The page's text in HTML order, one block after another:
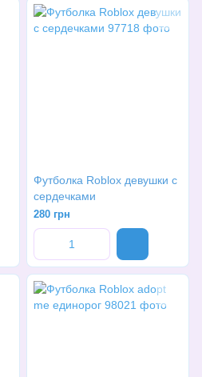
Футболка Roblox девушки с
сердечками
280 грн